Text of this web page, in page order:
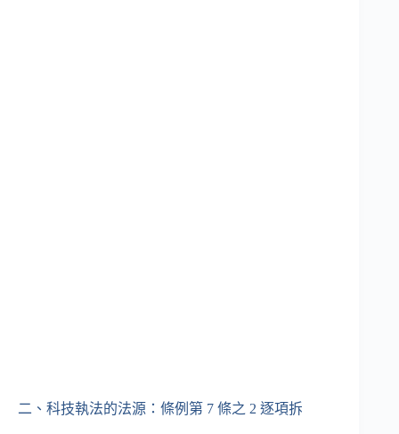
二、科技執法的法源：條例第 7 條之 2 逐項拆